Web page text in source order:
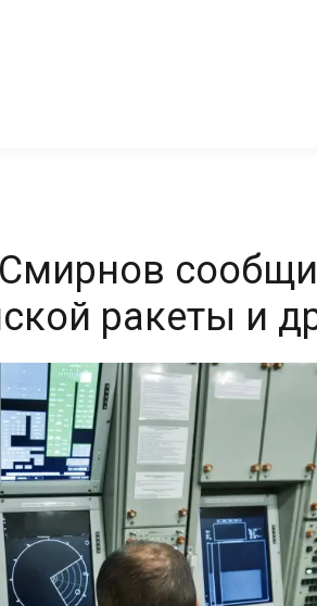
Смирнов
ракеты и